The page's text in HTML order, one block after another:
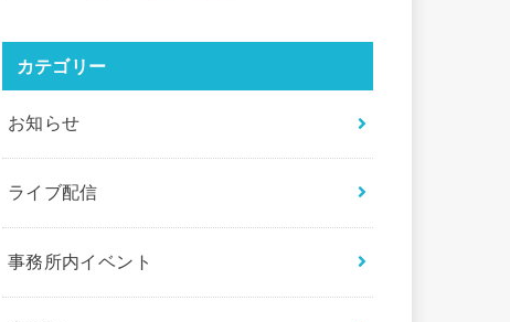
カテゴリー
お知らせ
ライブ配信
事務所内イベント